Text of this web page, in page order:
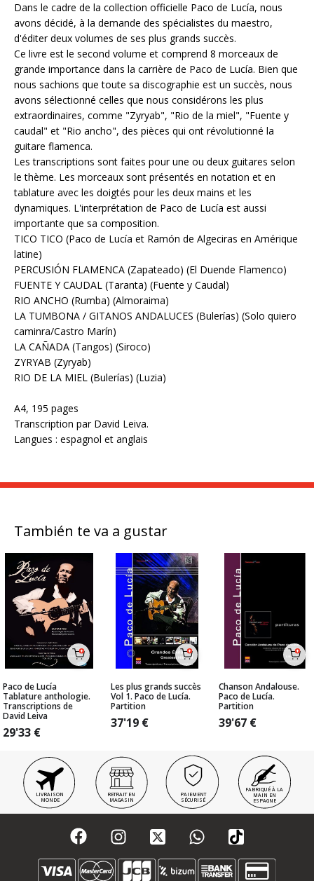
Dans le cadre de la collection officielle Paco de Lucía, nous
avons décidé, à la demande des spécialistes du maestro,
d'éditer deux volumes de ses plus grands succès.
Ce livre est le second volume et comprend 8 morceaux de
grande importance dans la carrière de Paco de Lucía. Bien que
nous sachions que toute sa discographie est un succès, nous
avons sélectionné celles que nous considérons les plus
extraordinaires, comme "Zyryab", "Rio de la miel", "Fuente y
caudal" et "Rio ancho", des pièces qui ont révolutionné la
guitare flamenca.
Les transcriptions sont faites pour une ou deux guitares selon
le thème. Les morceaux sont présentés en notation et en
tablature avec les doigtés pour les deux mains et les
dynamiques. L'interprétation de Paco de Lucía est aussi
importante que sa composition.
TICO TICO (Paco de Lucía et Ramón de Algeciras en Amérique
latine)
PERCUSIÓN FLAMENCA (Zapateado) (El Duende Flamenco)
FUENTE Y CAUDAL (Taranta) (Fuente y Caudal)
RIO ANCHO (Rumba) (Almoraima)
LA TUMBONA / GITANOS ANDALUCES (Bulerías) (Solo quiero
caminra/Castro Marín)
LA CAÑADA (Tangos) (Siroco)
ZYRYAB (Zyryab)
RIO DE LA MIEL (Bulerías) (Luzia)
A4, 195 pages
Transcription par David Leiva.
Langues : espagnol et anglais
También te va a gustar
Paco de Lucía
Tablature anthologie.
Transcriptions de
David Leiva
29'33 €
Les plus grands succès
Vol 1. Paco de Lucía.
Partition
37'19 €
Chanson Andalouse.
Paco de Lucía.
Partition
39'67 €
LIVRAISON
MONDE
RETRAIT EN
MAGASIN
PAIEMENT
SÉCURISÉ
FABRIQUÉ À LA
MAIN EN
ESPAGNE